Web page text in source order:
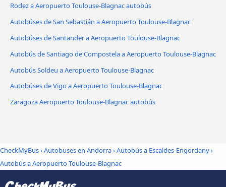
Rodez a Aeropuerto Toulouse-Blagnac autobús
Autobúses de San Sebastián a Aeropuerto Toulouse-Blagnac
Autobúses de Santander a Aeropuerto Toulouse-Blagnac
Autobús de Santiago de Compostela a Aeropuerto Toulouse-Blagnac
Autobús Soldeu a Aeropuerto Toulouse-Blagnac
Autobúses de Vigo a Aeropuerto Toulouse-Blagnac
Zaragoza Aeropuerto Toulouse-Blagnac autobús
CheckMyBus›Autobuses en Andorra›Autobús a Escaldes-Engordany›
Autobús a Aeropuerto Toulouse-Blagnac